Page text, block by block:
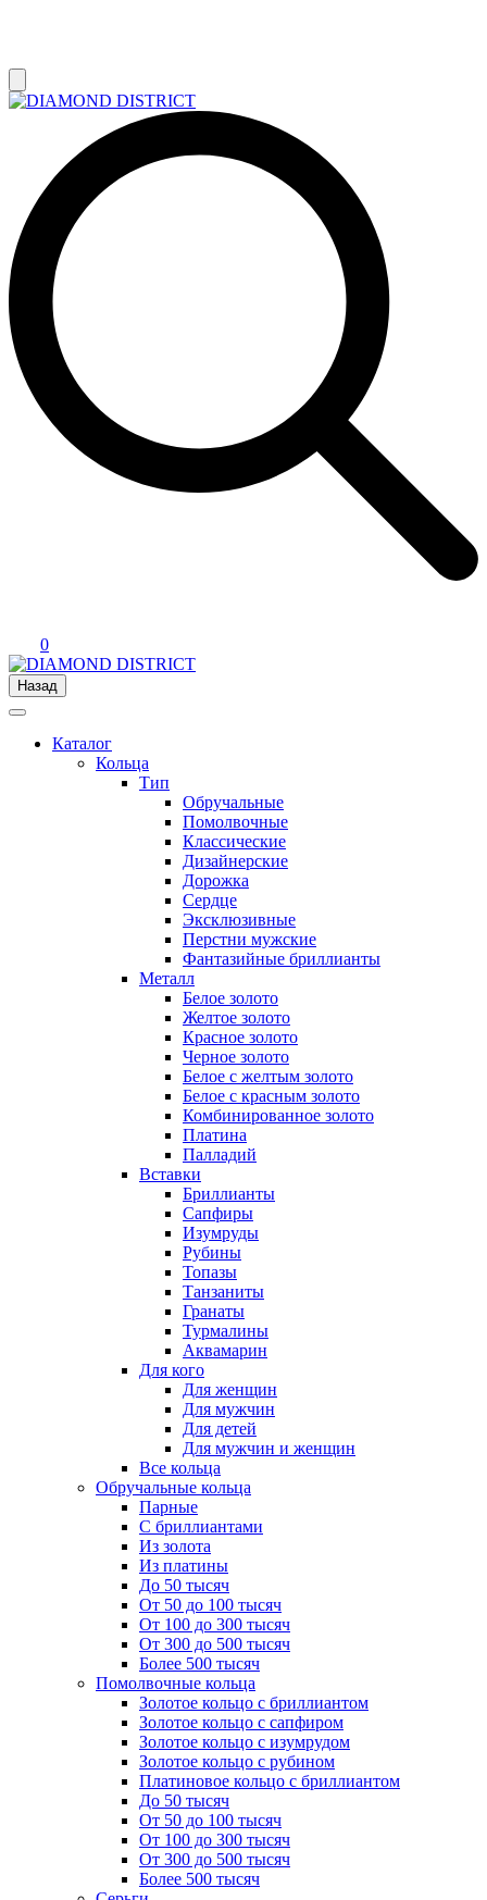
0
Назад
Каталог
Кольца
Тип
Обручальные
Помолвочные
Классические
Дизайнерские
Дорожка
Сердце
Эксклюзивные
Перстни мужские
Фантазийные бриллианты
Металл
Белое золото
Желтое золото
Красное золото
Черное золото
Белое с желтым золото
Белое с красным золото
Комбинированное золото
Платина
Палладий
Вставки
Бриллианты
Сапфиры
Изумруды
Рубины
Топазы
Танзаниты
Гранаты
Турмалины
Аквамарин
Для кого
Для женщин
Для мужчин
Для детей
Для мужчин и женщин
Все кольца
Обручальные кольца
Парные
С бриллиантами
Из золота
Из платины
До 50 тысяч
От 50 до 100 тысяч
От 100 до 300 тысяч
От 300 до 500 тысяч
Более 500 тысяч
Помолвочные кольца
Золотое кольцо с бриллиантом
Золотое кольцо с сапфиром
Золотое кольцо с изумрудом
Золотое кольцо с рубином
Платиновое кольцо с бриллиантом
До 50 тысяч
От 50 до 100 тысяч
От 100 до 300 тысяч
От 300 до 500 тысяч
Более 500 тысяч